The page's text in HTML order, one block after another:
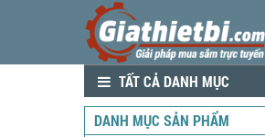
TẤT CẢ DANH MỤC
DANH MỤC SẢN PHẨM